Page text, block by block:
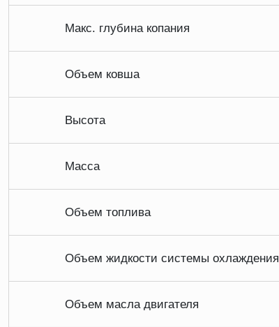
Макс. глубина копания
Объем ковша
Высота
Масса
Объем топлива
Объем жидкости системы охлаждения
Объем масла двигателя